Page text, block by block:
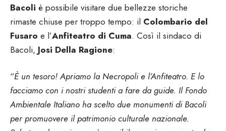
Bacoli è possibile visitare due bellezze storiche
rimaste chiuse per troppo tempo: il Colombario del
Fusaro e l’Anfiteatro di Cuma. Così il sindaco di
Bacoli, Josi Della Ragione:
“È un tesoro! Apriamo la Necropoli e l’Anfiteatro. E lo
facciamo con i nostri studenti a fare da guide. Il Fondo
Ambientale Italiano ha scelto due monumenti di Bacoli
per promuovere il patrimonio culturale nazionale.